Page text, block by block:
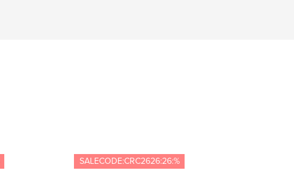
SALECODE:CRC2626:26:%